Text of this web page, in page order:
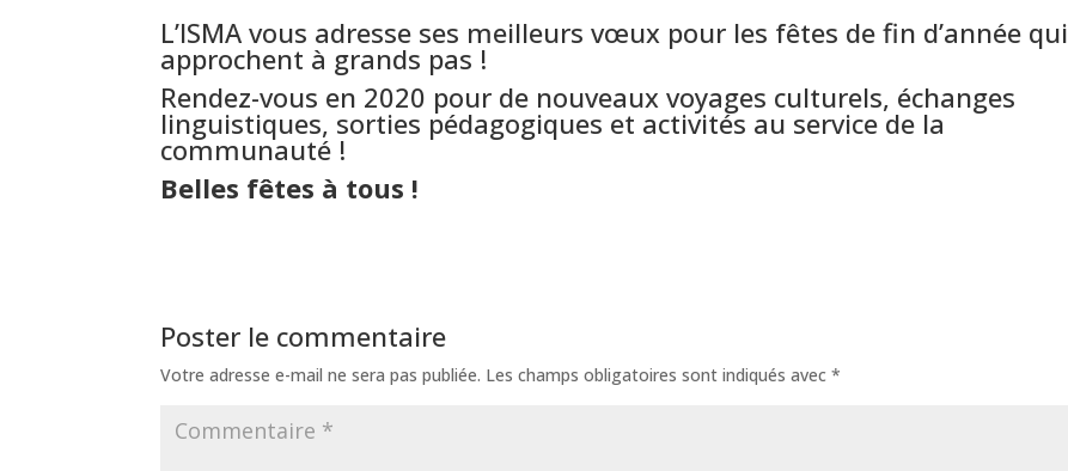
L’ISMA vous adresse ses meilleurs vœux pour les fêtes de fin d’année qui
approchent à grands pas !
Rendez-vous en 2020 pour de nouveaux voyages culturels, échanges
linguistiques, sorties pédagogiques et activités au service de la
communauté !
Belles fêtes à tous !
Poster le commentaire
Votre adresse e-mail ne sera pas publiée. Les champs obligatoires sont indiqués avec*